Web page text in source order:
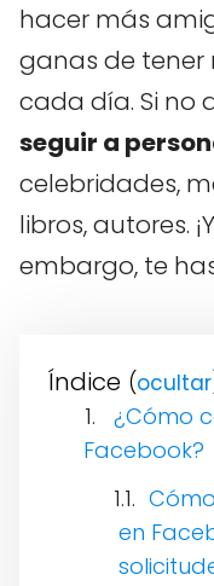
hacer más
ganas de tener
cada día. Si no
seguir a
celebridades,
libros, autores.
embargo, te
Índice (
¿Cómo
Facebook?
en